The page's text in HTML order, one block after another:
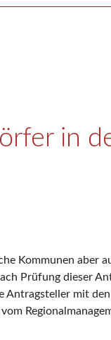
in
Kommunen
Prüfung dieser
Antragsteller mit